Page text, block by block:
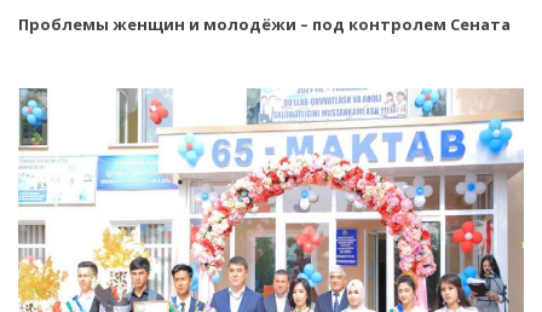
Проблемы женщин и молодёжи – под контролем Сената